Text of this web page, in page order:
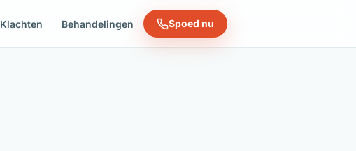
Klachten Behandelingen Spoed nu